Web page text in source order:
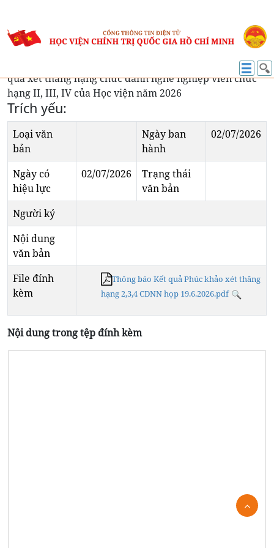
VĂN BẢN ĐIỀU HÀNH
Thông báo số 517-TB/HVCTQG về phúc khảo kết
quả xét thăng hạng chức danh nghề nghiệp viên chức
hạng II, III, IV của Học viện năm 2026
Trích yếu:
Loại văn
bản
Ngày ban
hành
02/07/2026
Ngày có
hiệu lực
02/07/2026
Trạng thái
văn bản
Người ký
Nội dung
văn bản
File đính
kèm
Thông báo Kết quả Phúc khảo xét thăng
hạng 2,3,4 CDNN họp 19.6.2026.pdf
Nội dung trong tệp đính kèm